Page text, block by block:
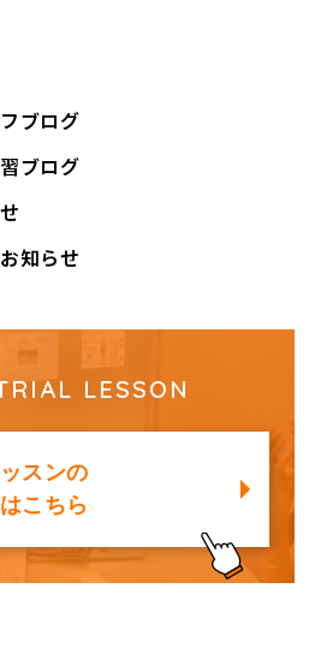
ブログ
ブログ
知らせ
LESSON
スンの
こちら